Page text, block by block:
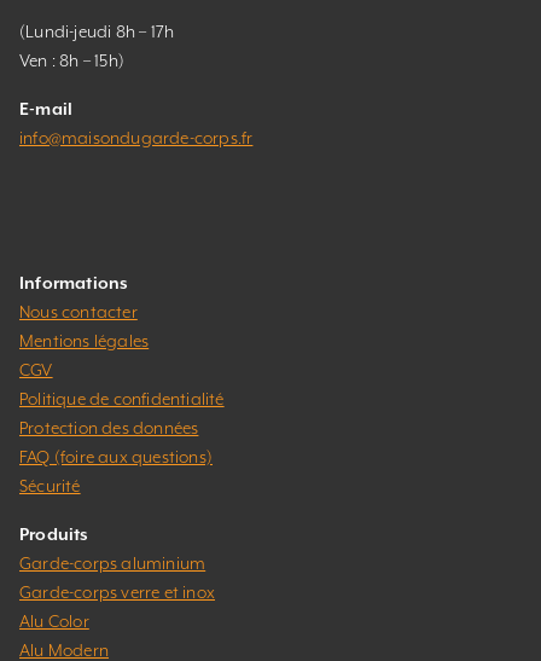
(Lundi-jeudi 8h – 17h
Ven : 8h – 15h)
E-mail
info@maisondugarde-corps.fr
Informations
Nous contacter
Mentions légales
CGV
Politique de confidentialité
Protection des données
FAQ (foire aux questions)
Sécurité
Produits
Garde-corps aluminium
Garde-corps verre et inox
Alu Color
Alu Modern